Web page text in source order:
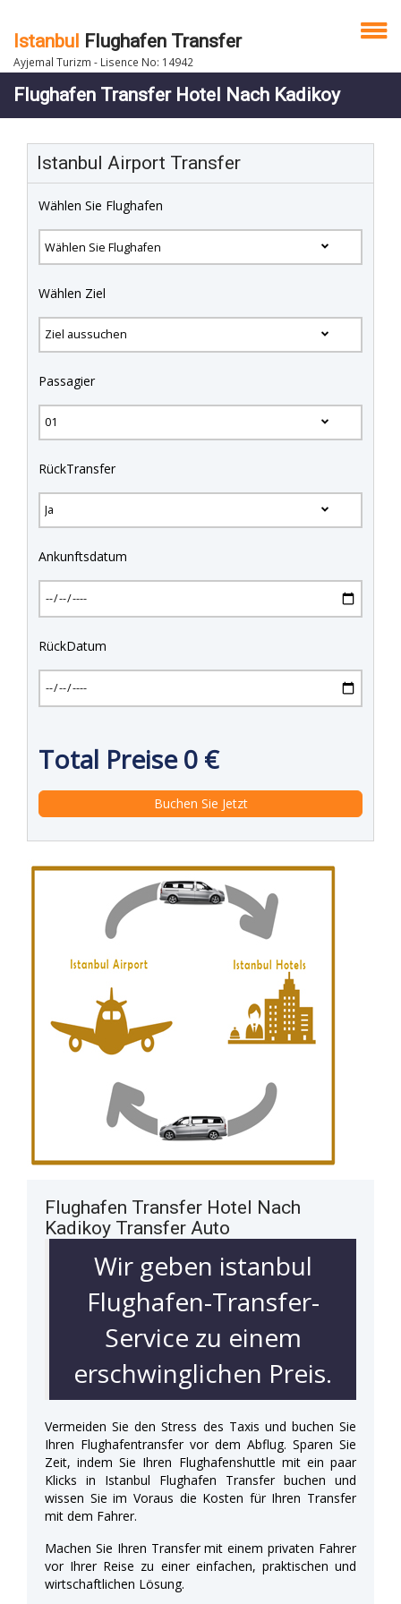
Istanbul Flughafen Transfer
Ayjemal Turizm - Lisence No: 14942
Flughafen Transfer Hotel Nach Kadikoy
Istanbul Airport Transfer
Wählen Sie Flughafen
Wählen Ziel
Passagier
RückTransfer
Ankunftsdatum
RückDatum
Total Preise0 €
Flughafen Transfer Hotel Nach
Kadikoy Transfer Auto
Wir geben istanbul
Flughafen-Transfer-
Service zu einem
erschwinglichen Preis.
Vermeiden Sie den Stress des Taxis und buchen Sie
Ihren Flughafentransfer vor dem Abflug. Sparen Sie
Zeit, indem Sie Ihren Flughafenshuttle mit ein paar
Klicks in Istanbul Flughafen Transfer buchen und
wissen Sie im Voraus die Kosten für Ihren Transfer
mit dem Fahrer.
Machen Sie Ihren Transfer mit einem privaten Fahrer
vor Ihrer Reise zu einer einfachen, praktischen und
wirtschaftlichen Lösung.